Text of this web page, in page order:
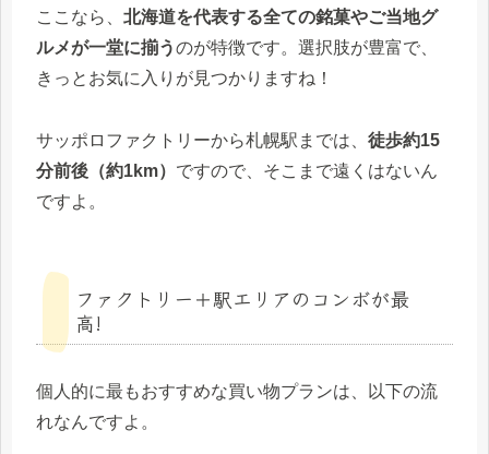
ここなら、 北海道を代表する全ての銘菓やご当地グ
ルメが一堂に揃うのが特徴です。選択肢が豊富で、
きっとお気に入りが見つかりますね！
サッポロファクトリーから札幌駅までは、 徒歩約15
分前後（約1km） ですので、そこまで遠くはないん
ですよ。
ファクトリー＋駅エリアのコンボが最
高!
個人的に最もおすすめな買い物プランは、以下の流
れなんですよ。